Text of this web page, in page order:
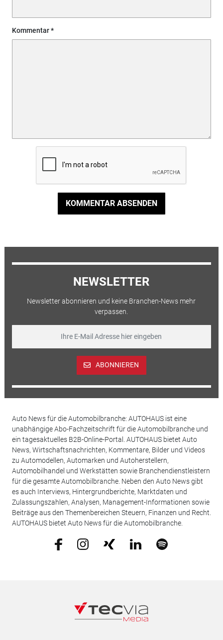
Kommentar
KOMMENTAR ABSENDEN
NEWSLETTER
Newsletter abonnieren und keine Branchen-News mehr
verpassen.
ABONNIEREN
Auto News für die Automobilbranche: AUTOHAUS ist eine
unabhängige Abo-Fachzeitschrift für die Automobilbranche und
ein tagesaktuelles B2B-Online-Portal. AUTOHAUS bietet Auto
News, Wirtschaftsnachrichten, Kommentare, Bilder und Videos
zu Automodellen, Automarken und Autoherstellern,
Automobilhandel und Werkstätten sowie Branchendienstleistern
für die gesamte Automobilbranche. Neben den Auto News gibt
es auch Interviews, Hintergrundberichte, Marktdaten und
Zulassungszahlen, Analysen, Management-Informationen sowie
Beiträge aus den Themenbereichen Steuern, Finanzen und Recht.
AUTOHAUS bietet Auto News für die Automobilbranche.